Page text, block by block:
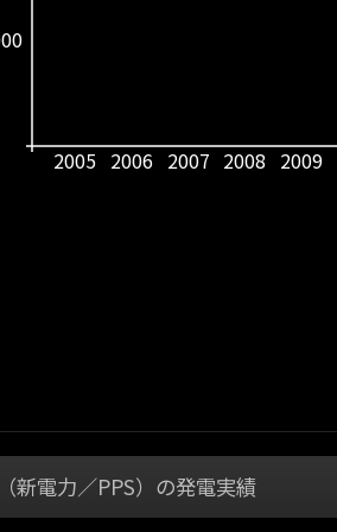
2005 2006 2007 2008 2009
新電力／PPS）の発電実績